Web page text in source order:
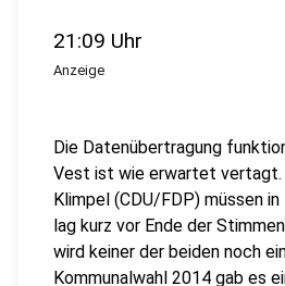
21:09 Uhr
Anzeige
Die Datenübertragung
Vest ist wie erwartet vertagt.
Klimpel (CDU/FDP) müssen
lag kurz vor Ende der
wird keiner der beiden noch
Kommunalwahl 2014 gab es